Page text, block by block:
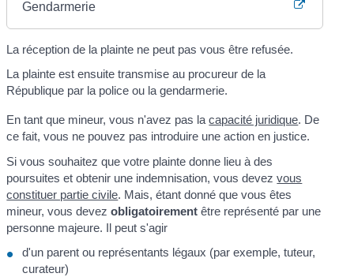
Gendarmerie
La réception de la plainte ne peut pas vous être refusée.
La plainte est ensuite transmise au procureur de la
République par la police ou la gendarmerie.
En tant que mineur, vous n'avez pas lacapacité juridique. De
ce fait, vous ne pouvez pas introduire une action en justice.
Si vous souhaitez que votre plainte donne lieu à des
poursuites et obtenir une indemnisation, vous devezvous
constituer partie civile. Mais, étant donné que vous êtes
mineur, vous devezobligatoirement être représenté par une
personne majeure. Il peut s'agir
d'un parent ou représentants légaux (par exemple, tuteur,
curateur)